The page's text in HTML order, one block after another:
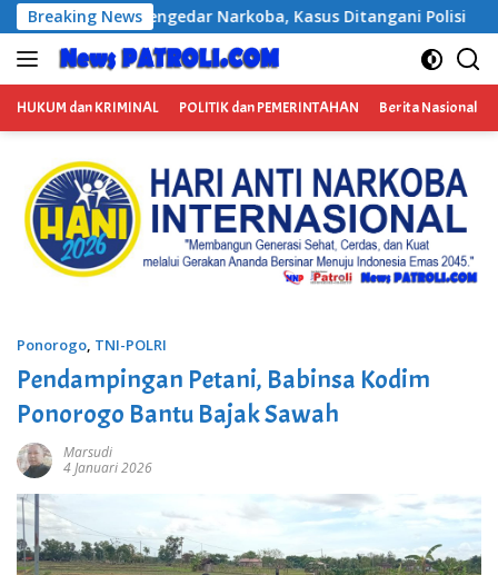
Langsung
ke
konten
Breaking News
Ditangani Polisi Kabag Keuangan DPRD
HUKUM dan KRIMINAL POLITIK dan PEMERINTAHAN Berita Nasional
Ponorogo, TNI-POLRI
Pendampingan Petani, Babinsa Kodim
Ponorogo Bantu Bajak Sawah
Marsudi
4 Januari 2026